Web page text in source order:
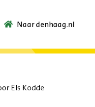
Naar denhaag.nl
Els Kodde